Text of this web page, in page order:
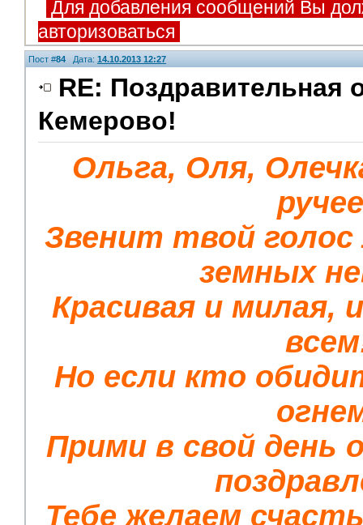
Для добавления сообщений Вы
авторизоваться
Пост #84Дата: 14.10.2013 12:27
RE: Поздравительная
Кемерово!
Ольга, Оля,
Звенит твой голос
земных
Красивая и милая,
Но если кто
Прими в свой день
Тебе желаем
Модераторы